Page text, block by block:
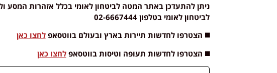
ניתן להתעדכן באתר המטה לביטחון לאומי בכלל אזהרות המסע
לביטחון לאומי בטלפון 02-6667444
◼️ הצטרפו לחדשות תיירות בארץ ובעולם בווטסאפלחצו כאן
◼️ הצטרפו לחדשות תעופה וטיסות בווטסאפלחצו כאן